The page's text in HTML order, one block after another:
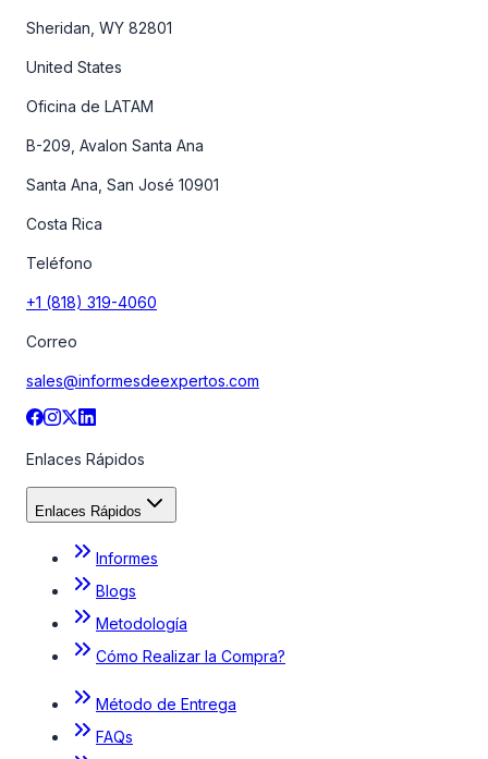
Sheridan, WY 82801
United States
Oficina de LATAM
B-209, Avalon Santa Ana
Santa Ana, San José 10901
Costa Rica
Teléfono
+1 (818) 319-4060
Correo
sales@informesdeexpertos.com
Enlaces Rápidos
Enlaces Rápidos
Informes
Blogs
Metodología
Cómo Realizar la Compra?
Método de Entrega
FAQs